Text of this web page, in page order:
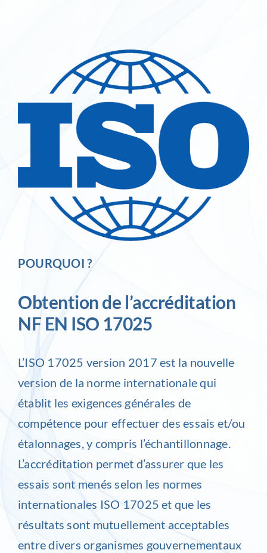
POURQUOI ?
Obtention de l’accréditation
NF EN ISO 17025
L’ISO 17025 version 2017 est la nouvelle
version de la norme internationale qui
établit les exigences générales de
compétence pour effectuer des essais et/ou
étalonnages, y compris l’échantillonnage.
L’accréditation permet d’assurer que les
essais sont menés selon les normes
internationales ISO 17025 et que les
résultats sont mutuellement acceptables
entre divers organismes gouvernementaux